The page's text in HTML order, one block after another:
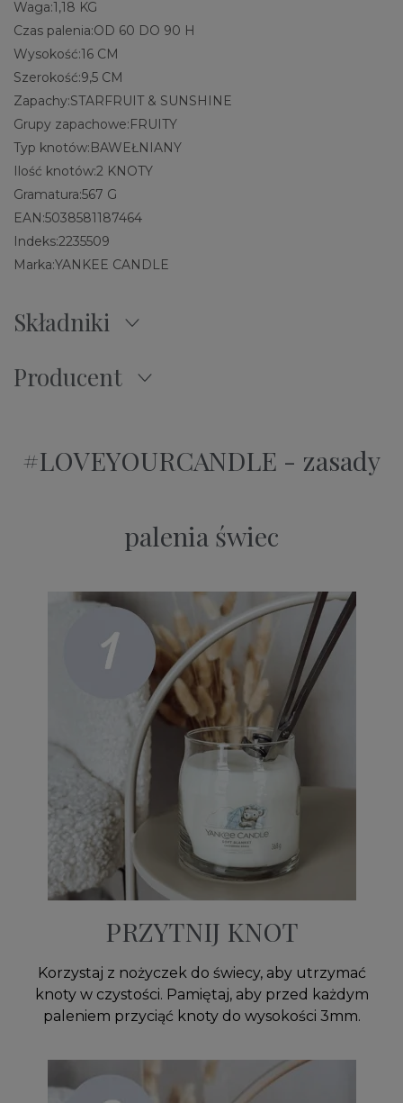
Waga:1,18 KG
Czas palenia:OD 60 DO 90 H
Wysokość:16 CM
Szerokość:9,5 CM
Zapachy:STARFRUIT & SUNSHINE
Grupy zapachowe:FRUITY
Typ knotów:BAWEŁNIANY
Ilość knotów:2 KNOTY
Gramatura:567 G
EAN:5038581187464
Indeks:2235509
Marka:YANKEE CANDLE
Składniki
Producent
#LOVEYOURCANDLE - zasady
palenia świec
PRZYTNIJ KNOT
Korzystaj z nożyczek do świecy, aby utrzymać
knoty w czystości. Pamiętaj, aby przed każdym
paleniem przyciąć knoty do wysokości 3mm.